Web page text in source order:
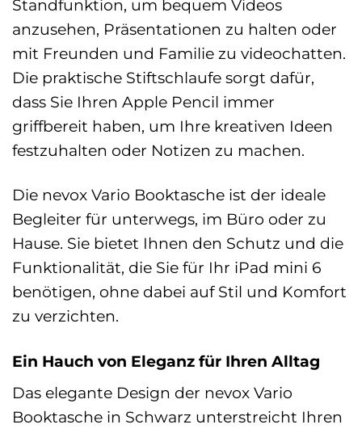
Standfunktion, um bequem Videos
anzusehen, Präsentationen zu halten oder
mit Freunden und Familie zu videochatten.
Die praktische Stiftschlaufe sorgt dafür,
dass Sie Ihren Apple Pencil immer
griffbereit haben, um Ihre kreativen Ideen
festzuhalten oder Notizen zu machen.
Die nevox Vario Booktasche ist der ideale
Begleiter für unterwegs, im Büro oder zu
Hause. Sie bietet Ihnen den Schutz und die
Funktionalität, die Sie für Ihr iPad mini 6
benötigen, ohne dabei auf Stil und Komfort
zu verzichten.
Ein Hauch von Eleganz für Ihren Alltag
Das elegante Design der nevox Vario
Booktasche in Schwarz unterstreicht Ihren